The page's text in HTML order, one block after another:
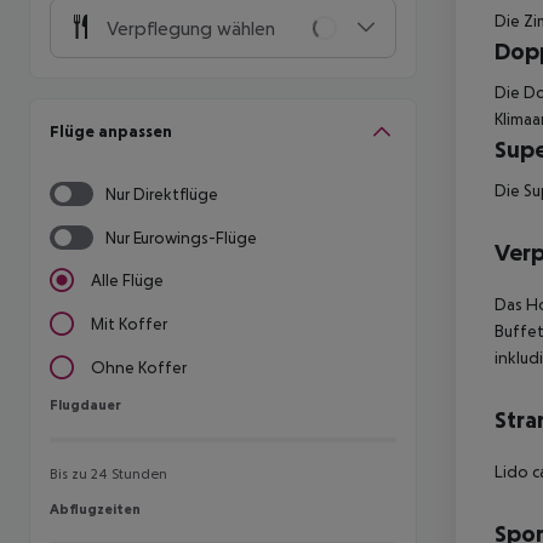
Verpflegung wählen
Flüge anpassen
Nur Direktflüge
Nur Eurowings-Flüge
Alle Flüge
Mit Koffer
Ohne Koffer
Flugdauer
Flugdauer
Bis zu 24 Stunden
Abflugzeiten
Abflugzeiten
Die
Die
Die
Das
Lido